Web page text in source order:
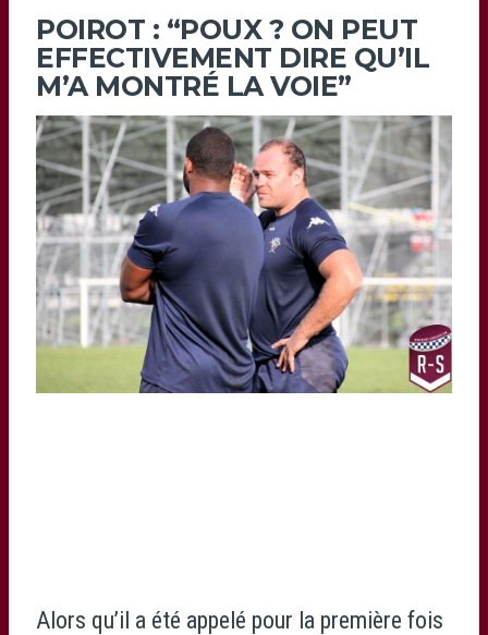
POIROT : “POUX ? ON PEUT
EFFECTIVEMENT DIRE QU’IL
M’A MONTRÉ LA VOIE”
Alors qu’il a été appelé pour la première fois